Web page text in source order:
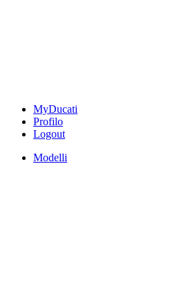
MyDucati
Profilo
Logout
Modelli